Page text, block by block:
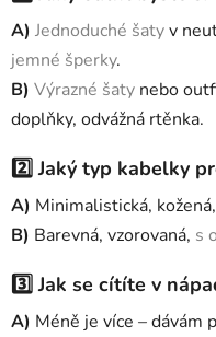
A) Jednoduché šatyv
jemné šperky.
B) Výrazné šaty nebo
doplňky, odvážná rtěnka.
2️⃣ Jaký typ kabelky
A) Minimalistická,
B) Barevná, vzorovaná, s
3️⃣ Jak se cítíte v
A) Méně je více – dávám